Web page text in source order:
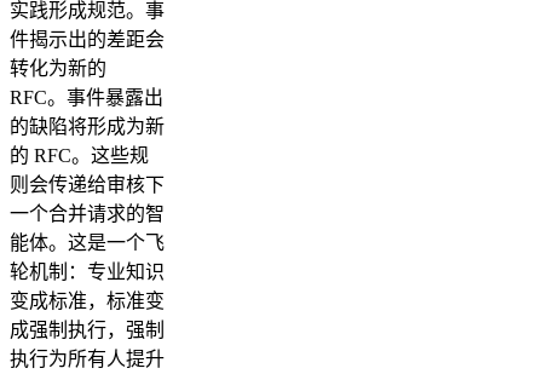
实践形成规范。事
件揭示出的差距会
转化为新的
RFC。事件暴露出
的缺陷将形成为新
的 RFC。这些规
则会传递给审核下
一个合并请求的智
能体。这是一个飞
轮机制：专业知识
变成标准，标准变
成强制执行，强制
执行为所有人提升